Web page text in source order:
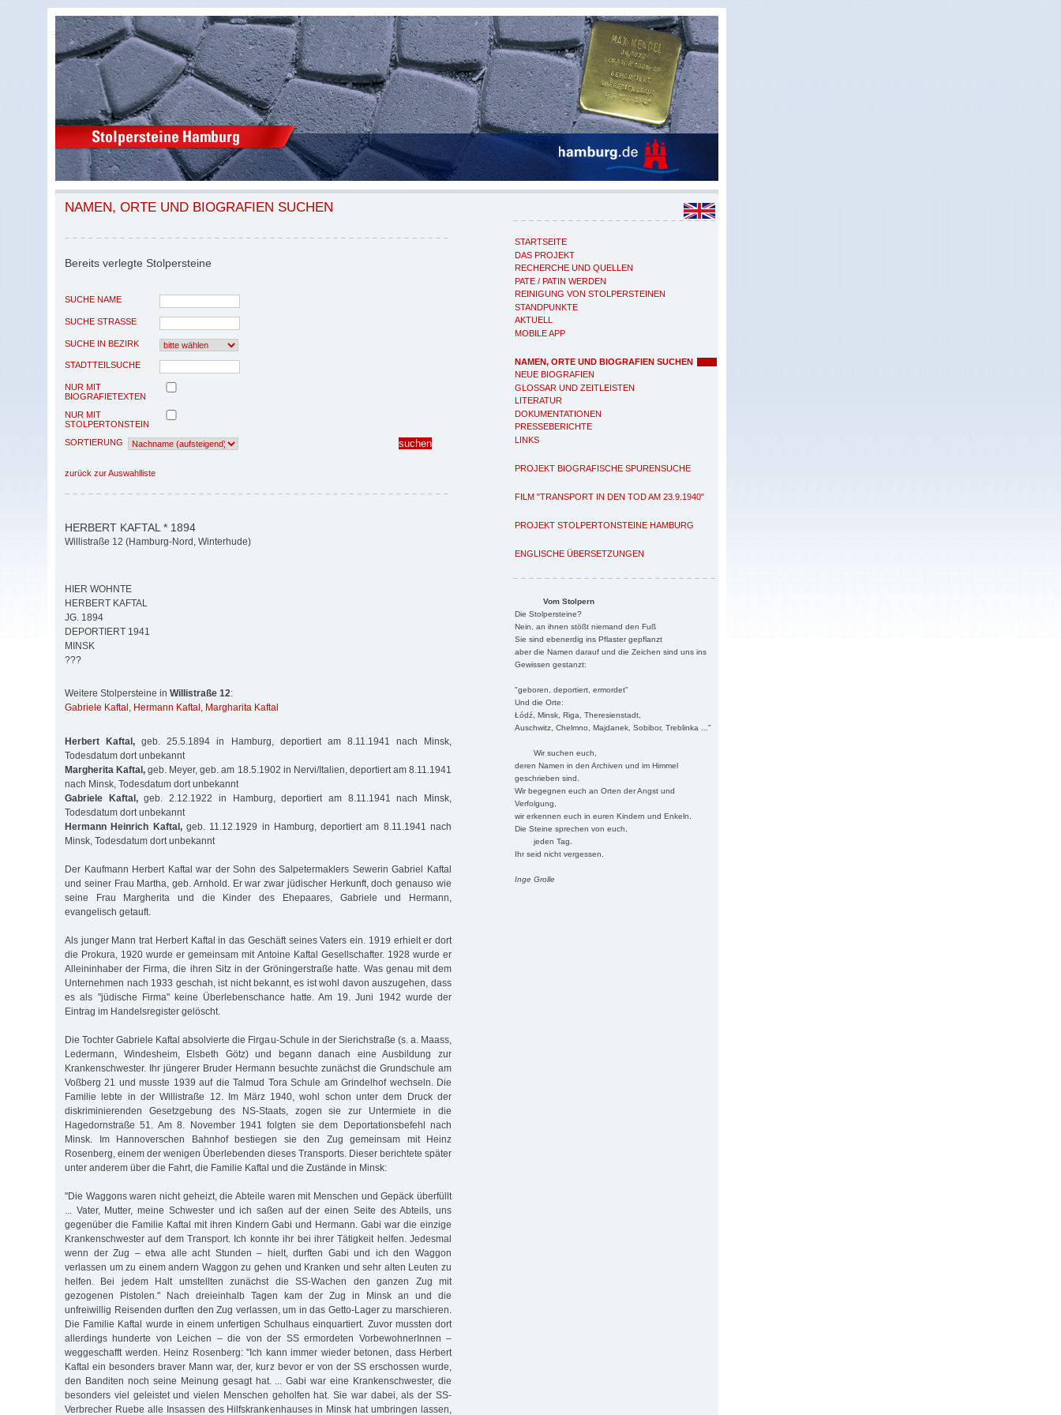
STARTSEITE
DAS PROJEKT
RECHERCHE UND QUELLEN
PATE / PATIN WERDEN
REINIGUNG VON STOLPERSTEINEN
STANDPUNKTE
AKTUELL
MOBILE APP
NAMEN, ORTE UND BIOGRAFIEN SUCHEN
NEUE BIOGRAFIEN
GLOSSAR UND ZEITLEISTEN
LITERATUR
DOKUMENTATIONEN
PRESSEBERICHTE
LINKS
PROJEKT BIOGRAFISCHE SPURENSUCHE
FILM "TRANSPORT IN DEN TOD AM 23.9.1940"
PROJEKT STOLPERTONSTEINE HAMBURG
ENGLISCHE ÜBERSETZUNGEN
Vom Stolpern
Die Stolpersteine?
Nein, an ihnen stößt niemand den Fuß
Sie sind ebenerdig ins Pflaster gepflanzt
aber die Namen darauf und die Zeichen sind uns ins
Gewissen gestanzt:
"geboren, deportiert, ermordet"
Und die Orte:
Łódź, Minsk, Riga, Theresienstadt,
Auschwitz, Chelmno, Majdanek, Sobibor, Treblinka ..."
Wir suchen euch,
deren Namen in den Archiven und im Himmel
geschrieben sind.
Wir begegnen euch an Orten der Angst und
Verfolgung,
wir erkennen euch in euren Kindern und Enkeln.
Die Steine sprechen von euch,
jeden Tag.
Ihr seid nicht vergessen.
Inge Grolle
NAMEN, ORTE UND BIOGRAFIEN SUCHEN
Bereits verlegte Stolpersteine
SUCHE NAME
SUCHE STRASSE
SUCHE IN BEZIRK
STADTTEILSUCHE
NUR MIT
BIOGRAFIETEXTEN
NUR MIT
STOLPERTONSTEIN
SORTIERUNG
zurück zur Auswahlliste
HERBERT KAFTAL * 1894
Willistraße 12 (Hamburg-Nord, Winterhude)
HIER WOHNTE
HERBERT KAFTAL
JG. 1894
DEPORTIERT 1941
MINSK
???
Weitere Stolpersteine in Willistraße 12:
Gabriele Kaftal , Hermann Kaftal , Margharita Kaftal
Herbert Kaftal, geb. 25.5.1894 in Hamburg, deportiert am 8.11.1941 nach Minsk,
Todesdatum dort unbekannt
Margherita Kaftal, geb. Meyer, geb. am 18.5.1902 in Nervi/Italien, deportiert am 8.11.1941
nach Minsk, Todesdatum dort unbekannt
Gabriele Kaftal,geb. 2.12.1922 in Hamburg, deportiert am 8.11.1941 nach Minsk,
Todesdatum dort unbekannt
Hermann Heinrich Kaftal,geb. 11.12.1929 in Hamburg, deportiert am 8.11.1941 nach
Minsk, Todesdatum dort unbekannt
Der Kaufmann Herbert Kaftal war der Sohn des Salpetermaklers Sewerin Gabriel Kaftal
und seiner Frau Martha, geb. Arnhold. Er war zwar jüdischer Herkunft, doch genauso wie
seine Frau Margherita und die Kinder des Ehepaares, Gabriele und Hermann,
evangelisch getauft.
Als junger Mann trat Herbert Kaftal in das Geschäft seines Vaters ein. 1919 erhielt er dort
die Prokura, 1920 wurde er gemeinsam mit Antoine Kaftal Gesellschafter. 1928 wurde er
Alleininhaber der Firma, die ihren Sitz in der Gröningerstraße hatte. Was genau mit dem
Unternehmen nach 1933 geschah, ist nicht bekannt, es ist wohl davon auszugehen, dass
es als "jüdische Firma" keine Überlebenschance hatte. Am 19. Juni 1942 wurde der
Eintrag im Handelsregister gelöscht.
Die Tochter Gabriele Kaftal absolvierte die Firgau-Schule in der Sierichstraße (s. a. Maass,
Ledermann, Windesheim, Elsbeth Götz) und begann danach eine Ausbildung zur
Krankenschwester. Ihr jüngerer Bruder Hermann besuchte zunächst die Grundschule am
Voßberg 21 und musste 1939 auf die Talmud Tora Schule am Grindelhof wechseln. Die
Familie lebte in der Willistraße 12. Im März 1940, wohl schon unter dem Druck der
diskriminierenden Gesetzgebung des NS-Staats, zogen sie zur Untermiete in die
Hagedornstraße 51. Am 8. November 1941 folgten sie dem Deportationsbefehl nach
Minsk. Im Hannoverschen Bahnhof bestiegen sie den Zug gemeinsam mit Heinz
Rosenberg, einem der wenigen Überlebenden dieses Transports. Dieser berichtete später
unter anderem über die Fahrt, die Familie Kaftal und die Zustände in Minsk:
"Die Waggons waren nicht geheizt, die Abteile waren mit Menschen und Gepäck überfüllt
... Vater, Mutter, meine Schwester und ich saßen auf der einen Seite des Abteils, uns
gegenüber die Familie Kaftal mit ihren Kindern Gabi und Hermann. Gabi war die einzige
Krankenschwester auf dem Transport. Ich konnte ihr bei ihrer Tätigkeit helfen. Jedesmal
wenn der Zug – etwa alle acht Stunden – hielt, durften Gabi und ich den Waggon
verlassen um zu einem andern Waggon zu gehen und Kranken und sehr alten Leuten zu
helfen. Bei jedem Halt umstellten zunächst die SS-Wachen den ganzen Zug mit
gezogenen Pistolen." Nach dreieinhalb Tagen kam der Zug in Minsk an und die
unfreiwillig Reisenden durften den Zug verlassen, um in das Getto-Lager zu marschieren.
Die Familie Kaftal wurde in einem unfertigen Schulhaus einquartiert. Zuvor mussten dort
allerdings hunderte von Leichen – die von der SS ermordeten VorbewohnerInnen –
weggeschafft werden. Heinz Rosenberg: "Ich kann immer wieder betonen, dass Herbert
Kaftal ein besonders braver Mann war, der, kurz bevor er von der SS erschossen wurde,
den Banditen noch seine Meinung gesagt hat. ... Gabi war eine Krankenschwester, die
besonders viel geleistet und vielen Menschen geholfen hat. Sie war dabei, als der SS-
Verbrecher Ruebe alle Insassen des Hilfskrankenhauses in Minsk hat umbringen lassen,